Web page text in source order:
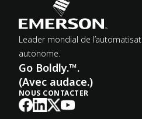
Leader mondial de
autonome.
Go Boldly.™.
(Avec audace.)
NOUS CONTACTER